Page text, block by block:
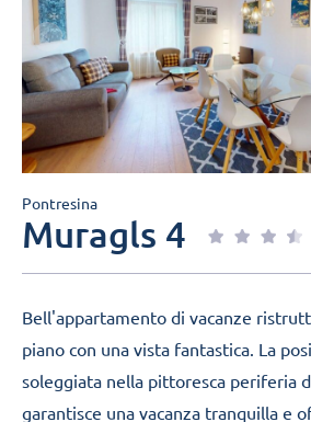
Pontresina
Muragls 4
Bell'appartamento di vacanze
piano con una vista fantastica. La
soleggiata nella pittoresca periferia
garantisce una vacanza tranquilla e